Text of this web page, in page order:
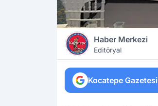
Haber Merkezi
Editöryal
Kocatepe Gazetesi